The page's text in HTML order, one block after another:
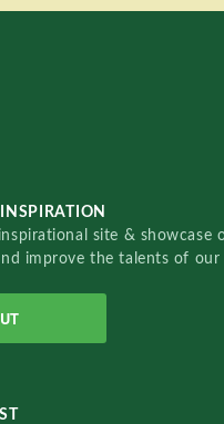
site &
improve the talents of